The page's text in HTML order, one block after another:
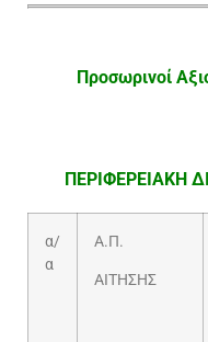
Προσωρινοί
ΠΕΡΙΦΕΡΕΙΑΚΗ
α/
α
Α.Π.
ΑΙΤΗΣΗΣ